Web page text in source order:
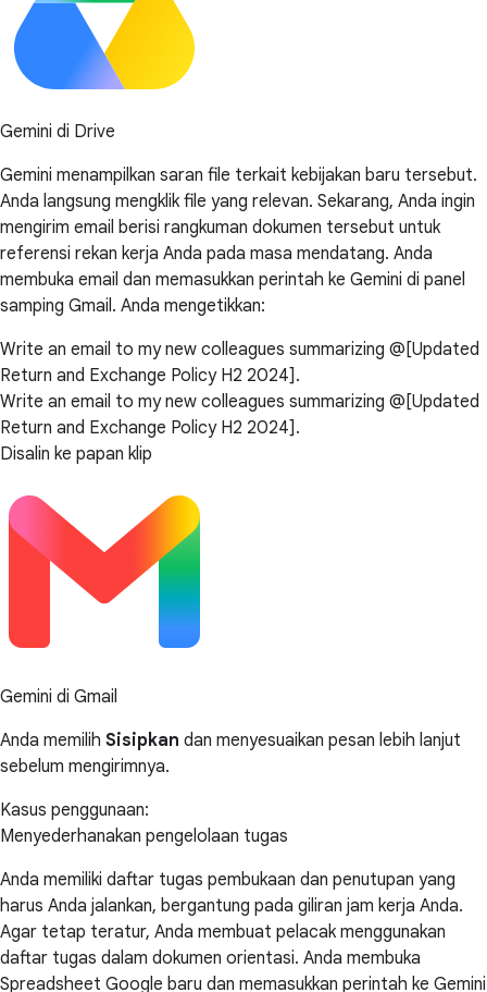
Gemini di Drive
Gemini menampilkan saran file terkait kebijakan baru tersebut.
Anda langsung mengklik file yang relevan. Sekarang, Anda ingin
mengirim email berisi rangkuman dokumen tersebut untuk
referensi rekan kerja Anda pada masa mendatang. Anda
membuka email dan memasukkan perintah ke Gemini di panel
samping Gmail. Anda mengetikkan:
Write an email to my new colleagues summarizing @[Updated
Return and Exchange Policy H2 2024].
Write an email to my new colleagues summarizing @[Updated
Return and Exchange Policy H2 2024].
Disalin ke papan klip
Gemini di Gmail
Anda memilih Sisipkan dan menyesuaikan pesan lebih lanjut
sebelum mengirimnya.
Kasus penggunaan:
Menyederhanakan pengelolaan tugas
Anda memiliki daftar tugas pembukaan dan penutupan yang
harus Anda jalankan, bergantung pada giliran jam kerja Anda.
Agar tetap teratur, Anda membuat pelacak menggunakan
daftar tugas dalam dokumen orientasi. Anda membuka
Spreadsheet Google baru dan memasukkan perintah ke Gemini